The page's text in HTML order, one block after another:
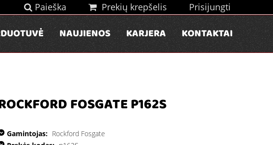
Paieška Prekių krepšelis Prisijungti
NAUJIENOS KARJERA KONTAKTAI
FOSGATE P162S
Gamintojas: Rockford Fosgate